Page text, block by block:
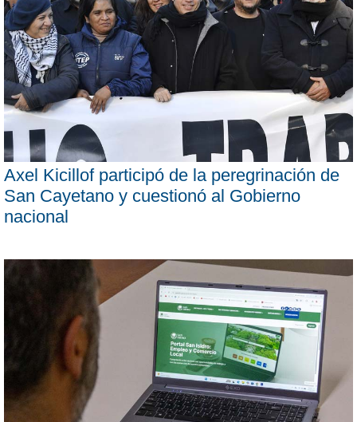
Axel Kicillof participó de la peregrinación de
San Cayetano y cuestionó al Gobierno
nacional